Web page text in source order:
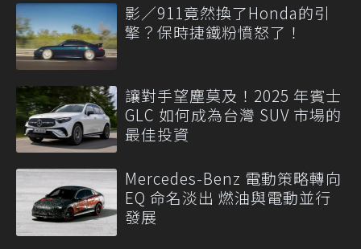
影／911竟然換了Honda的引
擎？保時捷鐵粉憤怒了！
讓對手望塵莫及！2025 年賓士
GLC 如何成為台灣 SUV 市場的
最佳投資
Mercedes-Benz 電動策略轉向
EQ 命名淡出 燃油與電動並行
發展